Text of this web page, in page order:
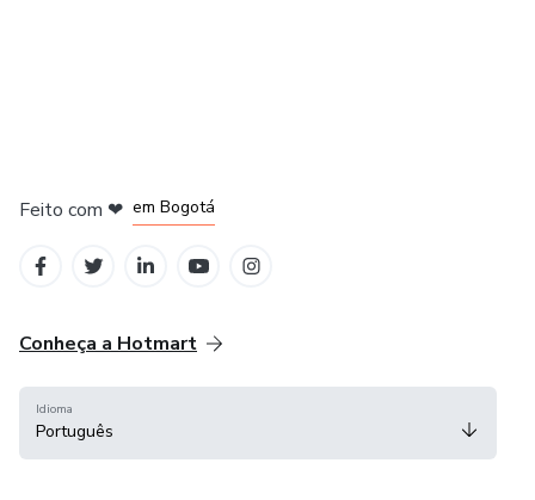
Feito com ❤ em Bogotá
Conheça a Hotmart
Idioma
Português